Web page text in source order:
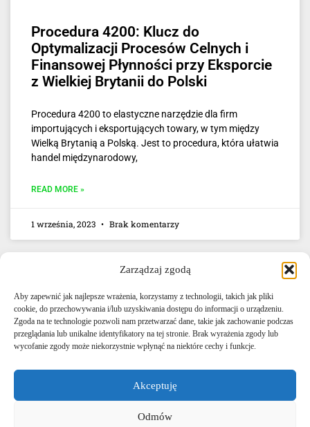
Zarządzaj zgodą
Aby zapewnić jak najlepsze wrażenia, korzystamy z technologii, takich jak pliki
cookie, do przechowywania i/lub uzyskiwania dostępu do informacji o urządzeniu.
Zgoda na te technologie pozwoli nam przetwarzać dane, takie jak zachowanie podczas
przeglądania lub unikalne identyfikatory na tej stronie. Brak wyrażenia zgody lub
wycofanie zgody może niekorzystnie wpłynąć na niektóre cechy i funkcje.
Akceptuję
Odmów
Procedura 4200: Klucz do
Optymalizacji Procesów Celnych i
Finansowej Płynności przy Eksporcie
z Wielkiej Brytanii do Polski
Procedura 4200 to elastyczne narzędzie dla firm
importujących i eksportujących towary, w tym między
Wielką Brytanią a Polską. Jest to procedura, która ułatwia
handel międzynarodowy,
READ MORE »
1 września, 2023 Brak komentarzy
E-mail: info@agencjacelna.uk
Bezpośredni kontakt Whatsapp